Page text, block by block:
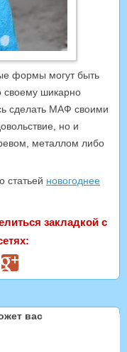
формы могут быть
своему шикарно
сделать МАФ своими
но и
металлом либо
статьей новогоднее
закладкой с
вас